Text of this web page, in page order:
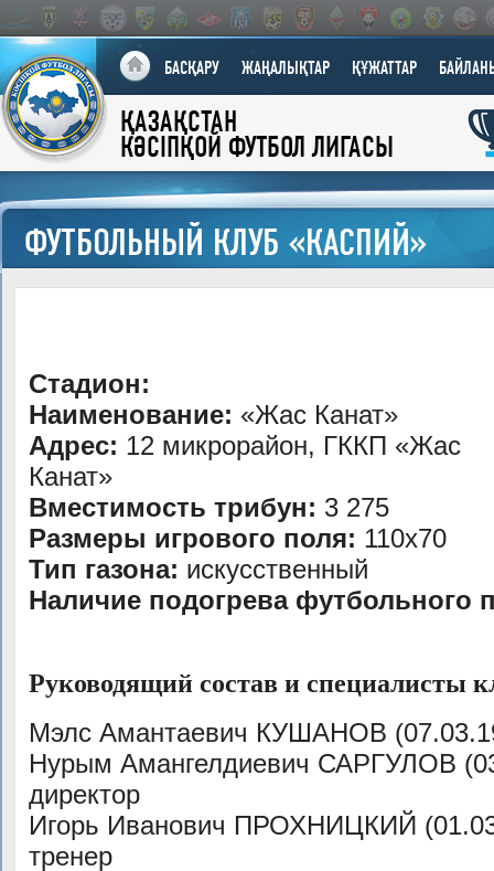
БАСҚАРУ ЖАҢАЛЫҚТАР ҚҰЖАТТАР
ҚАЗАҚСТАН
КӘСІПҚОЙ ФУТБОЛ ЛИГАСЫ
ФУТБОЛЬНЫЙ КЛУБ «КАСПИЙ»
Стадион:
Наименование: «Жас Канат»
Адрес: 12 микрорайон, ГККП «Жас
Канат»
Вместимость трибун: 3 275
Размеры игрового поля: 110х70
Тип газона: искусственный
Наличие подогрева футбольного
Руководящий состав и специалисты
Мэлс Амантаевич КУШАНОВ
Нурым Амангелдиевич САРГУЛОВ
директор
Игорь Иванович ПРОХНИЦКИЙ
тренер